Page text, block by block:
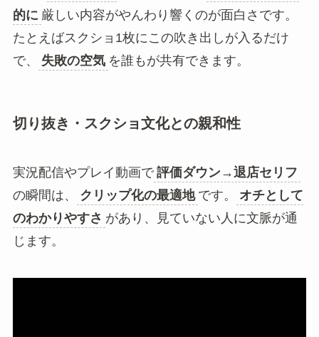
的に 厳しい内容がやんわり響くのが面白さです。
たとえばスクショ1枚にこの吹き出しが入るだけ
で、
失敗の空気 を誰もが共有できます。
切り抜き・スクショ文化との親和性
実況配信やプレイ動画で 評価ダウン→退店セリフ
の瞬間は、
クリップ化の最適地 です。
オチとして
のわかりやすさ があり、見ていない人に文脈が通
じます。